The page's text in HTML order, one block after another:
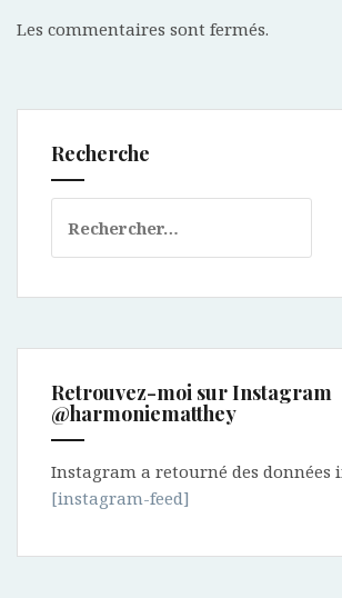
Les commentaires sont fermés.
Recherche
Retrouvez-moi sur Instagram
@harmoniematthey
Instagram a retourné des données
[instagram-feed]